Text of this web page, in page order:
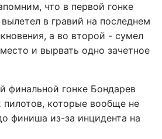
что в первой гонке
в гравий на последнем
а во второй - сумел
и вырвать одно зачетное
финальной гонке Бондарев
пилотов, которые вообще не
финиша из-за инцидента на